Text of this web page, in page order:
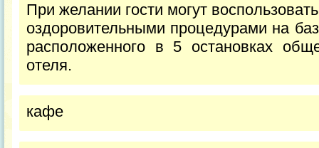
При желании гости могут
оздоровительными процедурами на
расположенного в 5 остановках
отеля.
кафе